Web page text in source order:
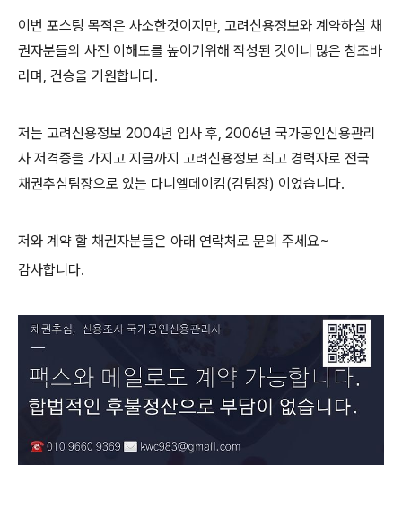
이번 포스팅 목적은 사소한것이지만, 고려신용정보와 계약하실 채
권자분들의 사전 이해도를 높이기위해 작성된 것이니 많은 참조바
라며, 건승을 기원합니다.
저는 고려신용정보 2004년 입사 후, 2006년 국가공인신용관리
사 저격증을 가지고 지금까지 고려신용정보 최고 경력자로 전국
채권추심팀장으로 있는 다니엘데이킴(김팀장) 이었습니다.
저와 계약 할 채권자분들은 아래 연락처로 문의 주세요~
감사합니다.